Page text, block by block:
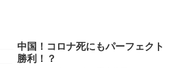
中国！コロナ死にもパーフェクト
勝利！？